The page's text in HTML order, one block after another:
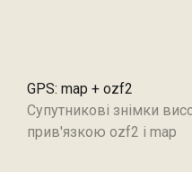
GPS: map + ozf2
Супутникові знімки
прив'язкою ozf2 і map